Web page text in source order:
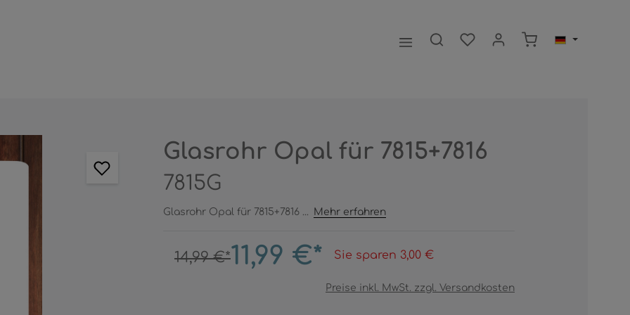
Glasrohr Opal für 7815+7816
7815G
Glasrohr Opal für 7815+7816 ... Mehr erfahren
14,99 €*11,99 €* Sie sparen 3,00 €
Preise inkl. MwSt. zzgl. Versandkosten